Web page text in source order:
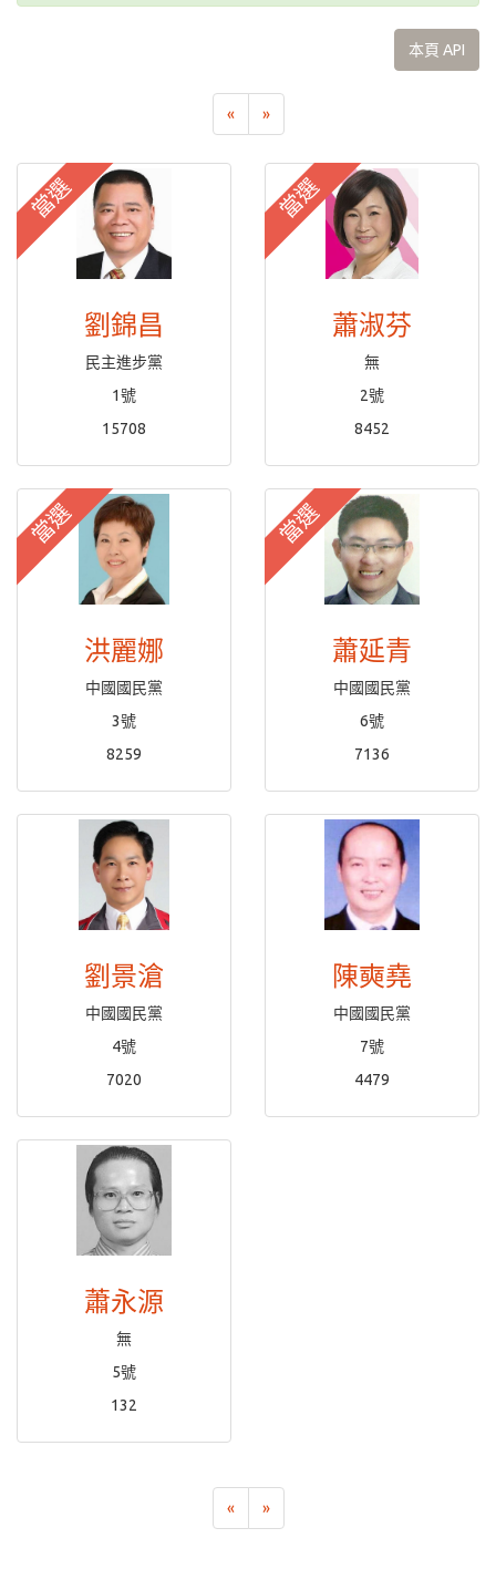
本頁 API
« »
當選
劉錦昌
民主進步黨
1號
15708
當選
蕭淑芬
無
2號
8452
當選
洪麗娜
中國國民黨
3號
8259
當選
蕭延青
中國國民黨
6號
7136
劉景滄
中國國民黨
4號
7020
陳奭堯
中國國民黨
7號
4479
蕭永源
無
5號
132
« »